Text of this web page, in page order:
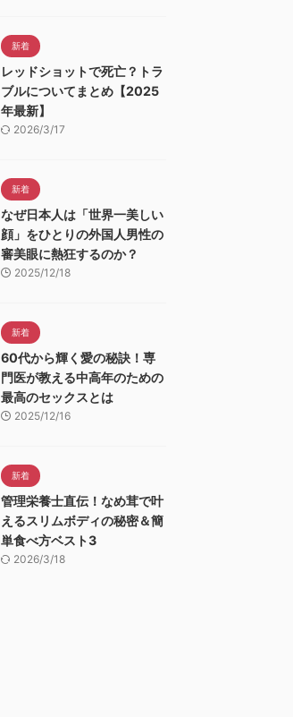
新着
レッドショットで死亡？トラ
ブルについてまとめ【2025
年最新】
2026/3/17
新着
なぜ日本人は「世界一美しい
顔」をひとりの外国人男性の
審美眼に熱狂するのか？
2025/12/18
新着
60代から輝く愛の秘訣！専
門医が教える中高年のための
最高のセックスとは
2025/12/16
新着
管理栄養士直伝！なめ茸で叶
えるスリムボディの秘密＆簡
単食べ方ベスト3
2026/3/18